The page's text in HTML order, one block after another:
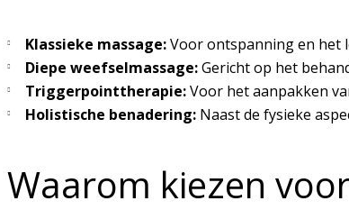
Klassieke massage:Voor ontspanning en het
Diepe weefselmassage:Gericht op het
Triggerpointtherapie:Voor het aanpakken
Holistische benadering: Naast de fysieke
Waarom kiezen